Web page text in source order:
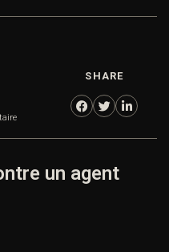
SHARE
un agent